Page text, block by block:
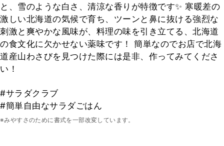
と、雪のような白さ、清涼な香りが特徴です✨ 寒暖差の
激しい北海道の気候で育ち、ツーンと鼻に抜ける強烈な
刺激と爽やかな風味が、料理の味を引き立てる、北海道
の食文化に欠かせない薬味です！ 簡単なのでお店で北海
道産山わさびを見つけた際には是非、作ってみてくださ
い！
#サラダクラブ
#簡単自由なサラダごはん
※みやすさのために書式を一部改変しています。